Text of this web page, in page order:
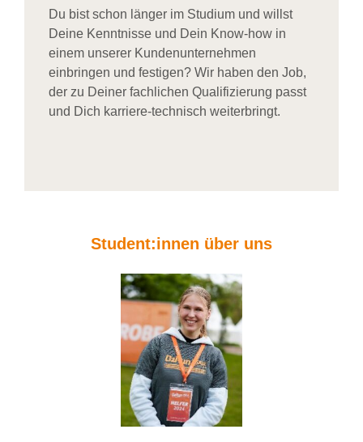
Du bist schon länger im Studium und willst
Deine Kenntnisse und Dein Know-how in
einem unserer Kundenunternehmen
einbringen und festigen? Wir haben den Job,
der zu Deiner fachlichen Qualifizierung passt
und Dich karriere-technisch weiterbringt.
Student:innen über uns